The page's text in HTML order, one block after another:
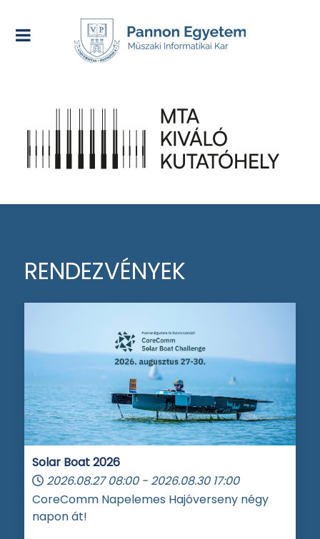
RENDEZVÉNYEK
Solar Boat 2026
2026.08.27 08:00 - 2026.08.30 17:00
CoreComm Napelemes Hajóverseny négy
napon át!